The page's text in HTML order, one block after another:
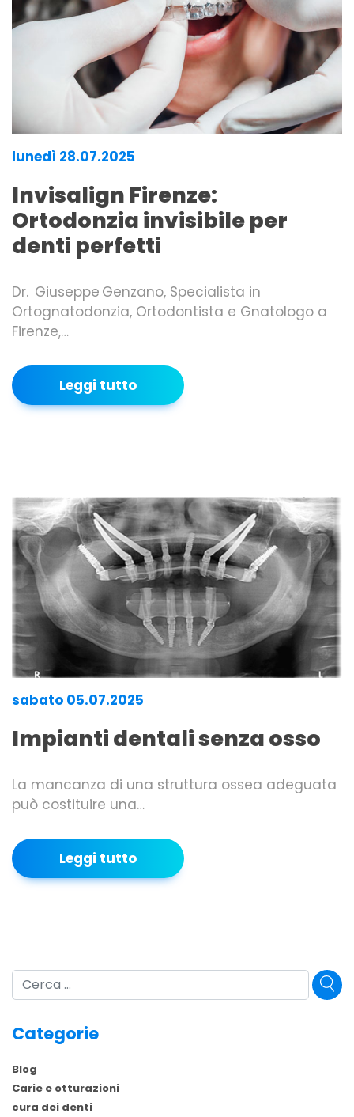
lunedì 28.07.2025
Invisalign Firenze:
Ortodonzia invisibile per
denti perfetti
Dr. Giuseppe Genzano, Specialista in
Ortognatodonzia, Ortodontista e Gnatologo a
Firenze,…
Leggi tutto
sabato 05.07.2025
Impianti dentali senza osso
La mancanza di una struttura ossea adeguata
può costituire una…
Leggi tutto
Cerca
Categorie
Blog
Carie e otturazioni
cura dei denti